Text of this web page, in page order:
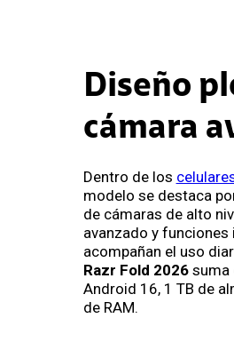
Diseño
cámara
Dentro de los
modelo se destaca
de cámaras de alto
avanzado y
acompañan el uso
Razr Fold 2026suma
Android 16, 1 TB de
de RAM.